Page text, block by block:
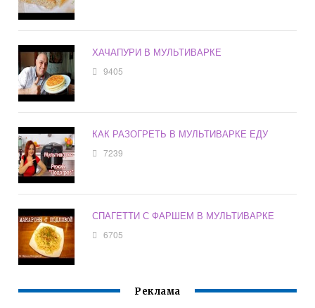
ХАЧАПУРИ В МУЛЬТИВАРКЕ
9405
КАК РАЗОГРЕТЬ В МУЛЬТИВАРКЕ ЕДУ
7239
СПАГЕТТИ С ФАРШЕМ В МУЛЬТИВАРКЕ
6705
Реклама